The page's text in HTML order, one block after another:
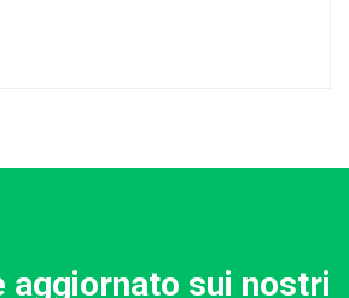
aggiornato sui nostri